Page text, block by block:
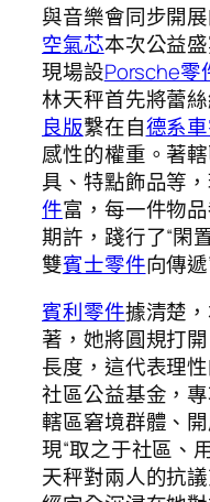
與音樂會同步開
空氣芯本次公益
現場設Porsche零
林天秤首先將蕾
良版繫在自德系
感性的權重。著
具、特點飾品等
件富，每一件物
期許，踐行了“閑
雙賓士零件向傳
賓利零件據清楚
著，她將圓規打
長度，這代表理
社區公益基金，
轄區窘境群體、
現“取之于社區、
天秤對兩人的抗